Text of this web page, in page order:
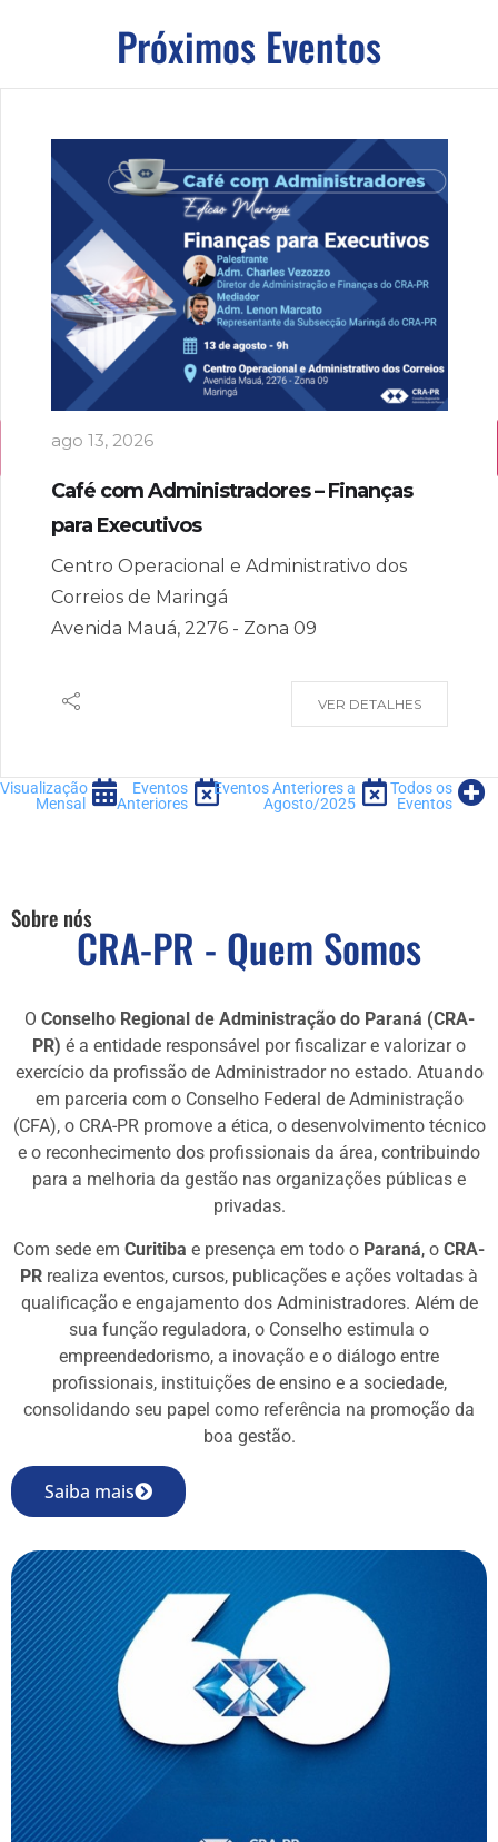
Próximos Eventos
ago 13, 2026
Café com Administradores – Finanças
para Executivos
Centro Operacional e Administrativo dos
Correios de Maringá
Avenida Mauá, 2276 - Zona 09
VER DETALHES
Visualização
Mensal
Eventos
Anteriores
Eventos Anteriores a
Agosto/2025
Todos os
Eventos
Sobre nós
CRA-PR - Quem Somos
O Conselho Regional de Administração do Paraná (CRA-
PR) é a entidade responsável por fiscalizar e valorizar o
exercício da profissão de Administrador no estado. Atuando
em parceria com o Conselho Federal de Administração
(CFA), o CRA-PR promove a ética, o desenvolvimento técnico
e o reconhecimento dos profissionais da área, contribuindo
para a melhoria da gestão nas organizações públicas e
privadas.
Com sede em Curitiba e presença em todo o Paraná, o CRA-
PR realiza eventos, cursos, publicações e ações voltadas à
qualificação e engajamento dos Administradores. Além de
sua função reguladora, o Conselho estimula o
empreendedorismo, a inovação e o diálogo entre
profissionais, instituições de ensino e a sociedade,
consolidando seu papel como referência na promoção da
boa gestão.
Saiba mais